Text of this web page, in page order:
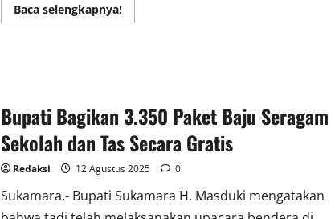
Baca selengkapnya!Read
more
Sukamara
Gelar
Pekan
Olahraga
Bupati Bagikan 3.350 Paket Baju Seragam
Sekolah dan Tas Secara Gratis
Redaksi 12 Agustus 2025 0
Sukamara,- Bupati Sukamara H. Masduki mengatakan